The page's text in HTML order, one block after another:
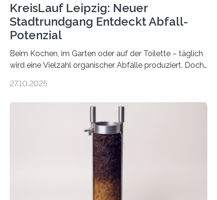
KreisLauf Leipzig: Neuer
Stadtrundgang Entdeckt Abfall-
Potenzial
Beim Kochen, im Garten oder auf der Toilette – täglich
wird eine Vielzahl organischer Abfälle produziert. Doch
Potenzial nur dann entfalten können, wenn sie in
Veränderung der Wirtschaft wichtig ist, zeigt der vom
Deutschen Biomasseforschungszentrum und der
Stadtreinigung Leipzig konzipierte und am 24. Oktober
2025 offiziell eingeweihte Stadtrundgang „KreisLauf“. Er
ist ab sofort im Leipziger Stadtgebiet…
27.10.2025